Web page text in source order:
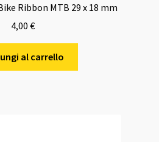
Ribbon MTB 29 x 18 mm
4,00 €
al carrello